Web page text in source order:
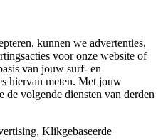
kunnen we advertenties,
voor onze website of
van jouw surf- en
hiervan meten. Met jouw
de volgende diensten van derden
Klikgebaseerde